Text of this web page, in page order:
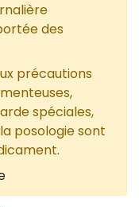
des
précautions
spéciales,
posologie sont